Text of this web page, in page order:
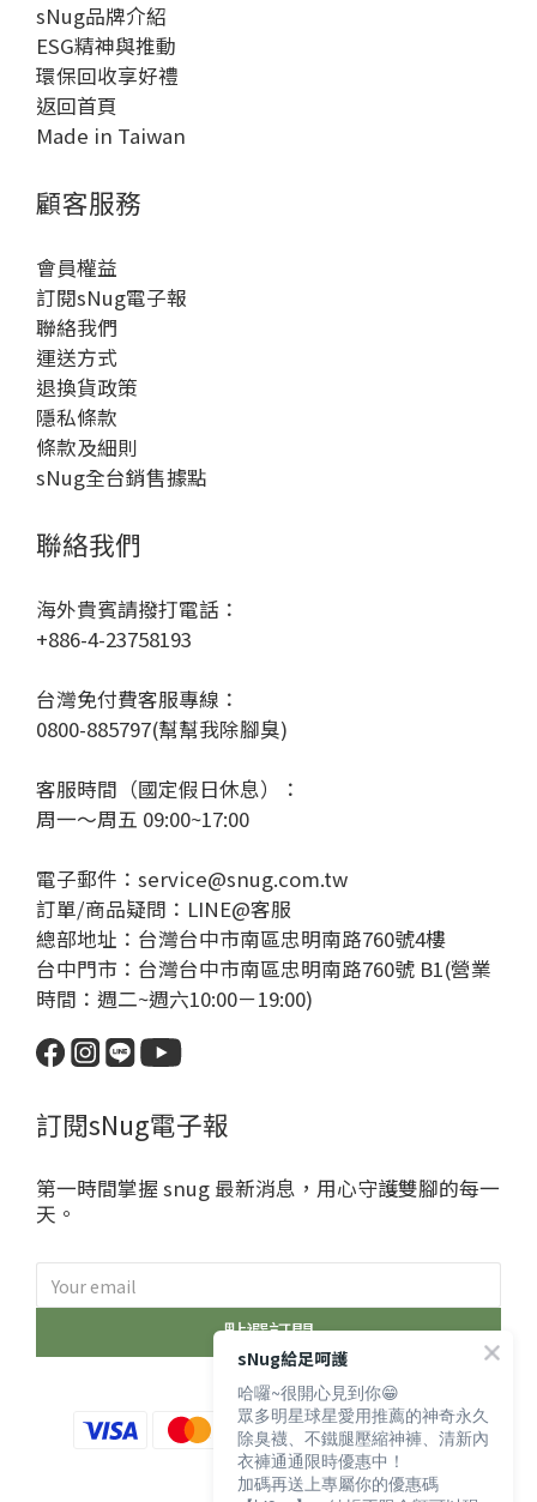
sNug品牌介紹
ESG精神與推動
環保回收享好禮
返回首頁
Made in Taiwan
顧客服務
會員權益
訂閱sNug電子報
聯絡我們
運送方式
退換貨政策
隱私條款
條款及細則
sNug全台銷售據點
聯絡我們
海外貴賓請撥打電話：
+886-4-23758193
台灣免付費客服專線：
0800-885797(幫幫我除腳臭)
客服時間（國定假日休息）：
周一～周五 09:00~17:00
電子郵件：service@snug.com.tw
訂單/商品疑問： LINE@客服
總部地址：台灣台中市南區忠明南路760號4樓
台中門市：台灣台中市南區忠明南路760號 B1(營業
時間：週二~週六10:00－19:00)
訂閱sNug電子報
第一時間掌握 snug 最新消息，用心守護雙腳的每一
天。
點選訂閱
sNug給足呵護
哈囉~很開心見到你😁
眾多明星球星愛用推薦的神奇永久
除臭襪、不鐵腿壓縮神褲、清新內
衣褲通通限時優惠中！
加碼再送上專屬你的優惠碼